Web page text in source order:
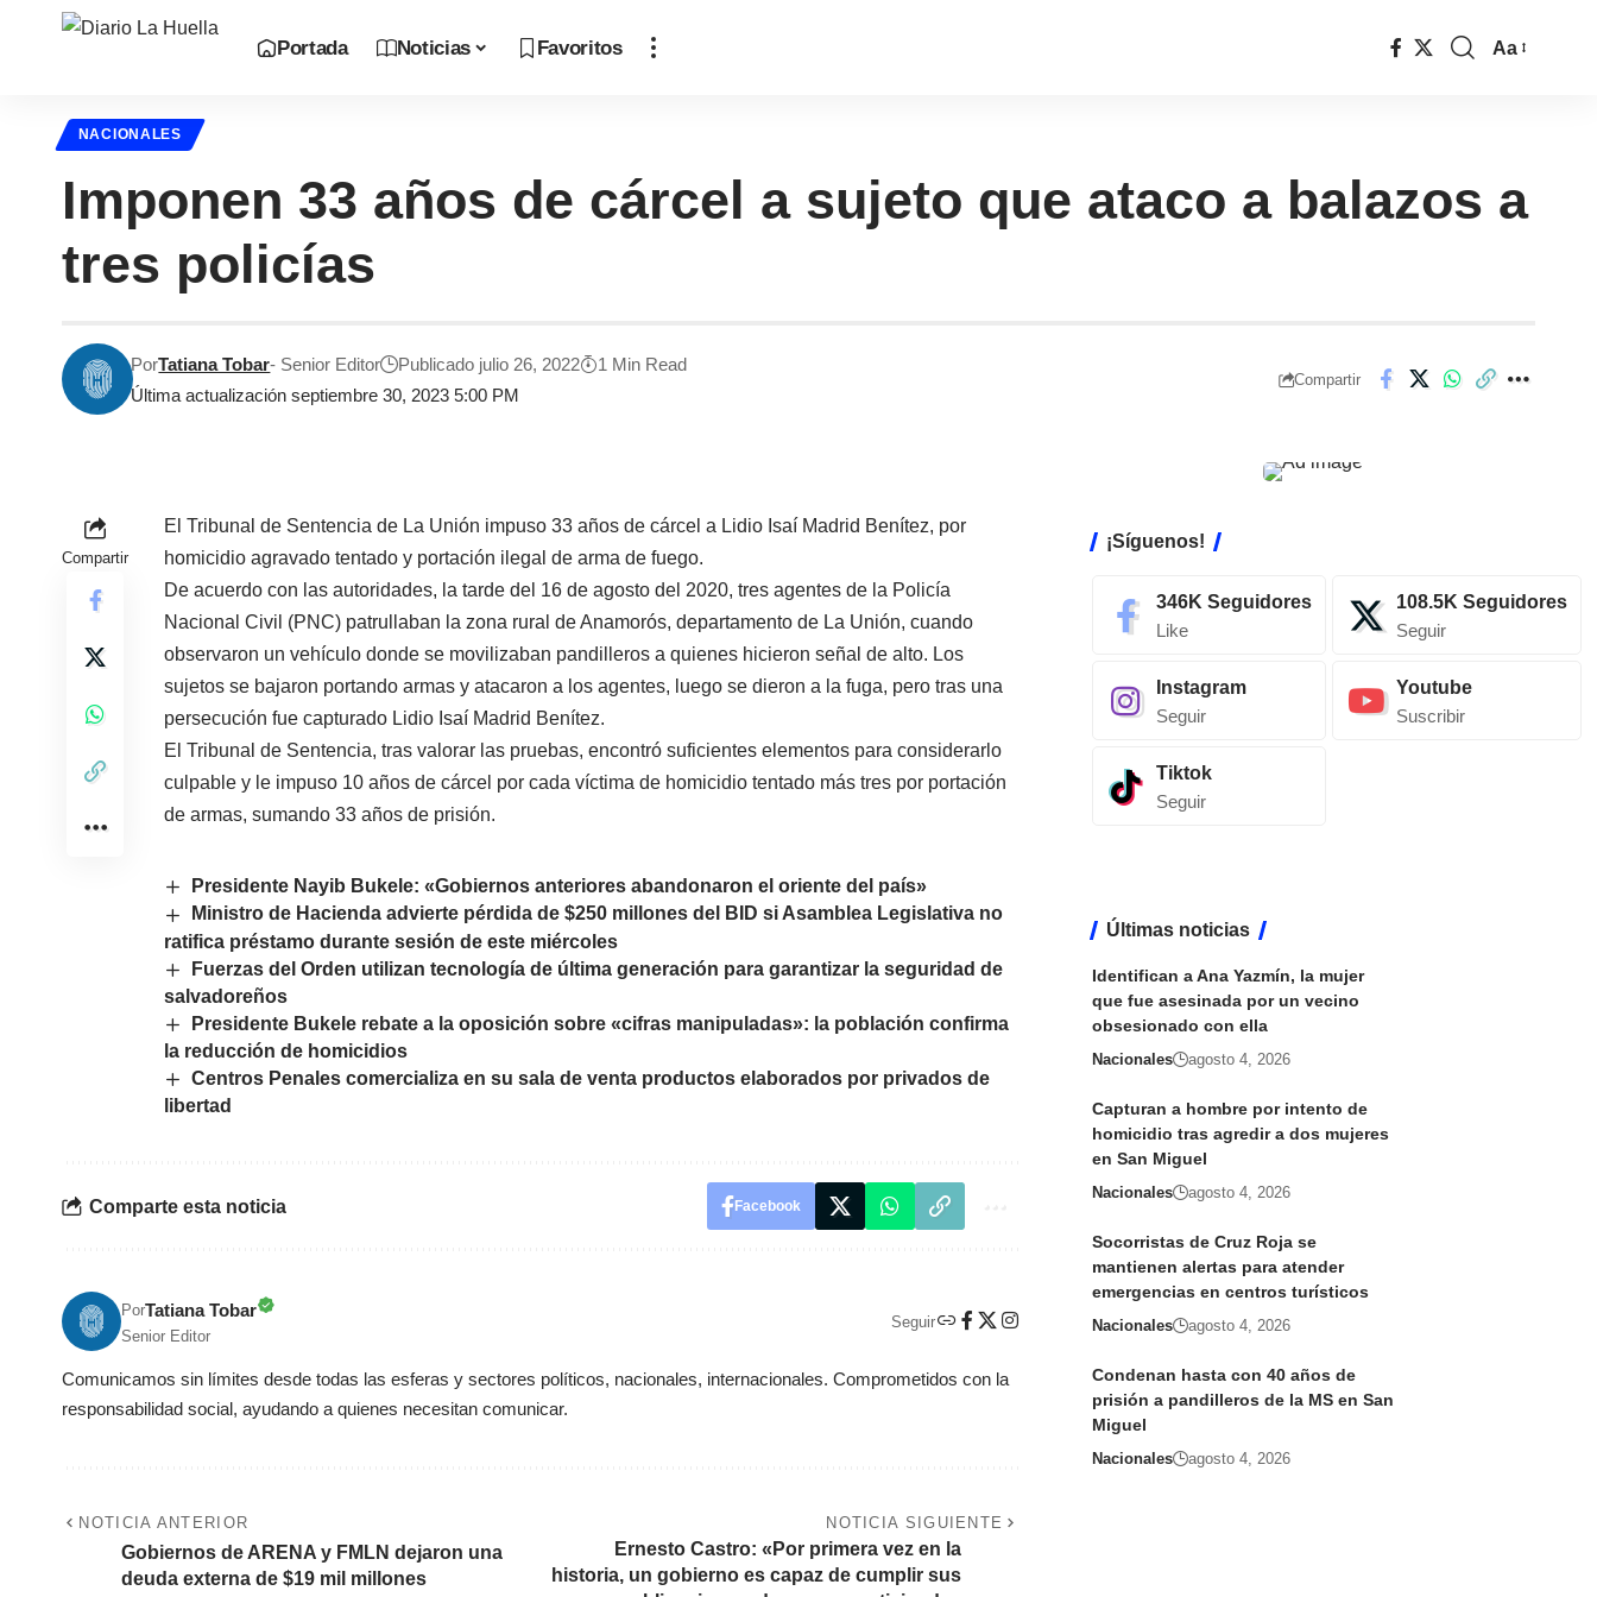
Portada Noticias Favoritos Aa
NACIONALES
Imponen 33 años de cárcel a sujeto que ataco a balazos a
tres policías
Última actualización septiembre 30, 2023 5:00 PM
PorTatiana Tobar- Senior Editor Publicado julio 26, 2022 1 Min Read
Compartir
Compartir
El Tribunal de Sentencia de La Unión impuso 33 años de cárcel a Lidio Isaí Madrid Benítez, por
homicidio agravado tentado y portación ilegal de arma de fuego.
De acuerdo con las autoridades, la tarde del 16 de agosto del 2020, tres agentes de la Policía
Nacional Civil (PNC) patrullaban la zona rural de Anamorós, departamento de La Unión, cuando
observaron un vehículo donde se movilizaban pandilleros a quienes hicieron señal de alto. Los
sujetos se bajaron portando armas y atacaron a los agentes, luego se dieron a la fuga, pero tras una
persecución fue capturado Lidio Isaí Madrid Benítez.
El Tribunal de Sentencia, tras valorar las pruebas, encontró suficientes elementos para considerarlo
culpable y le impuso 10 años de cárcel por cada víctima de homicidio tentado más tres por portación
de armas, sumando 33 años de prisión.
Presidente Nayib Bukele: «Gobiernos anteriores abandonaron el oriente del país»
Ministro de Hacienda advierte pérdida de $250 millones del BID si Asamblea Legislativa no
ratifica préstamo durante sesión de este miércoles
Fuerzas del Orden utilizan tecnología de última generación para garantizar la seguridad de
salvadoreños
Presidente Bukele rebate a la oposición sobre «cifras manipuladas»: la población confirma
la reducción de homicidios
Centros Penales comercializa en su sala de venta productos elaborados por privados de
libertad
Comparte esta noticia Facebook
PorTatiana Tobar
Senior Editor
Seguir
Comunicamos sin límites desde todas las esferas y sectores políticos, nacionales, internacionales. Comprometidos con la
responsabilidad social, ayudando a quienes necesitan comunicar.
NOTICIA ANTERIOR
Gobiernos de ARENA y FMLN dejaron una
deuda externa de $19 mil millones
NOTICIA SIGUIENTE
Ernesto Castro: «Por primera vez en la
historia, un gobierno es capaz de cumplir sus
¡Síguenos!
346K Seguidores
Like
108.5K Seguidores
Seguir
Instagram
Seguir
Youtube
Suscribir
Tiktok
Seguir
Últimas noticias
Identifican a Ana Yazmín, la mujer
que fue asesinada por un vecino
obsesionado con ella
Nacionales agosto 4, 2026
Capturan a hombre por intento de
homicidio tras agredir a dos mujeres
en San Miguel
Nacionales agosto 4, 2026
Socorristas de Cruz Roja se
mantienen alertas para atender
emergencias en centros turísticos
Nacionales agosto 4, 2026
Condenan hasta con 40 años de
prisión a pandilleros de la MS en San
Miguel
Nacionales agosto 4, 2026